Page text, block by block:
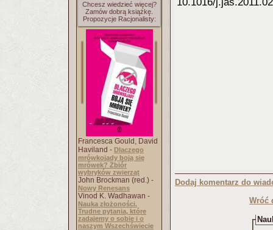
Chcesz wiedzieć więcej?
Zamów dobrą książkę.
Propozycje Racjonalisty:
Francesca Gould, David
Haviland - Dlaczego
mrówkojady boją się
mrówek? Zbiór
wybryków zwierząt
John Brockman (red.) -
Nowy Renesans
Vinod K. Wadhawan -
Nauka złożoności.
Trudne pytania, które
zadajemy o sobie i o
naszym Wszechświecie
Dodaj komentarz do
Wróć